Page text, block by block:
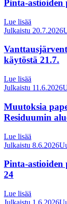
Pinta-astioiden
Lue lisää
Julkaistu 20.7.2026
käytöstä 21.7.
Lue lisää
Julkaistu 11.6.2026
Muutoksia
Residuumin
Lue lisää
Julkaistu 8.6.2026
Pinta-astioiden
24
Lue lisää
Julkaistu 1.6.2026